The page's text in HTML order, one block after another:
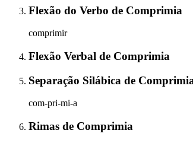
Flexão do Verbo de Comprimia
comprimir
Flexão Verbal de Comprimia
Separação Silábica de
com-pri-mi-a
Rimas de Comprimia